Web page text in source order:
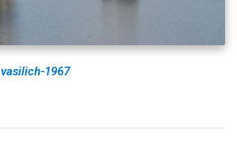
vasilich-1967